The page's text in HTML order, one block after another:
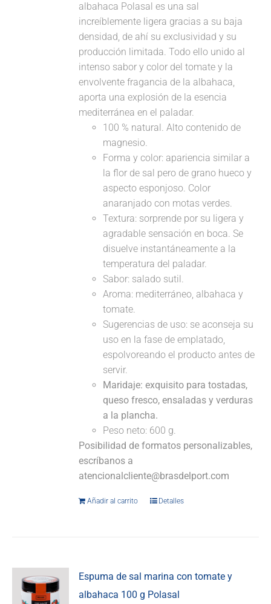
albahaca Polasal es una sal
increíblemente ligera gracias a su baja
densidad, de ahí su exclusividad y su
producción limitada. Todo ello unido al
intenso sabor y color del tomate y la
envolvente fragancia de la albahaca,
aporta una explosión de la esencia
mediterránea en el paladar.
100 % natural. Alto contenido de
magnesio.
Forma y color: apariencia similar a
la flor de sal pero de grano hueco y
aspecto esponjoso. Color
anaranjado con motas verdes.
Textura: sorprende por su ligera y
agradable sensación en boca. Se
disuelve instantáneamente a la
temperatura del paladar.
Sabor: salado sutil.
Aroma: mediterráneo, albahaca y
tomate.
Sugerencias de uso: se aconseja su
uso en la fase de emplatado,
espolvoreando el producto antes de
servir.
Maridaje: exquisito para tostadas,
queso fresco, ensaladas y verduras
a la plancha.
Peso neto: 600 g.
Posibilidad de formatos personalizables,
escríbanos a
atencionalcliente@brasdelport.com
Añadir al carrito Detalles
Espuma de sal marina con tomate y
albahaca 100 g Polasal